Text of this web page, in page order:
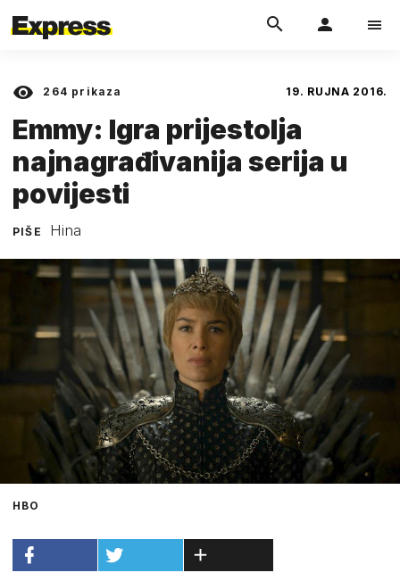
264 prikaza 19. RUJNA 2016.
Emmy: Igra prijestolja
najnagrađivanija serija u
povijesti
PIŠE Hina
HBO